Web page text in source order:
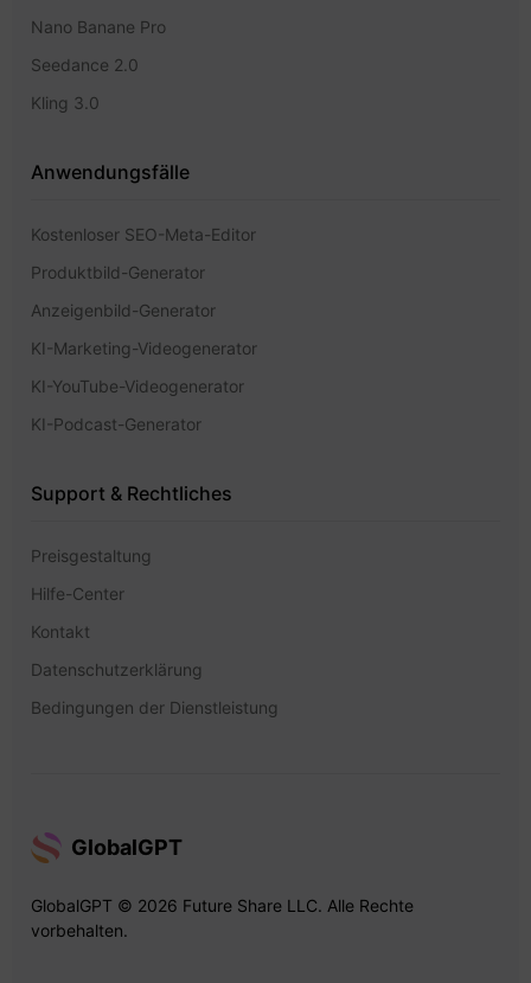
Nano Banane Pro
Seedance 2.0
Kling 3.0
Anwendungsfälle
Kostenloser SEO-Meta-Editor
Produktbild-Generator
Anzeigenbild-Generator
KI-Marketing-Videogenerator
KI-YouTube-Videogenerator
KI-Podcast-Generator
Support & Rechtliches
Preisgestaltung
Hilfe-Center
Kontakt
Datenschutzerklärung
Bedingungen der Dienstleistung
GlobalGPT
GlobalGPT © 2026 Future Share LLC. Alle Rechte
vorbehalten.